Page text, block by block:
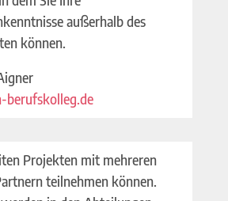
außerhalb des
können.
berufskolleg.de
Projekten mit mehreren
teilnehmen können.